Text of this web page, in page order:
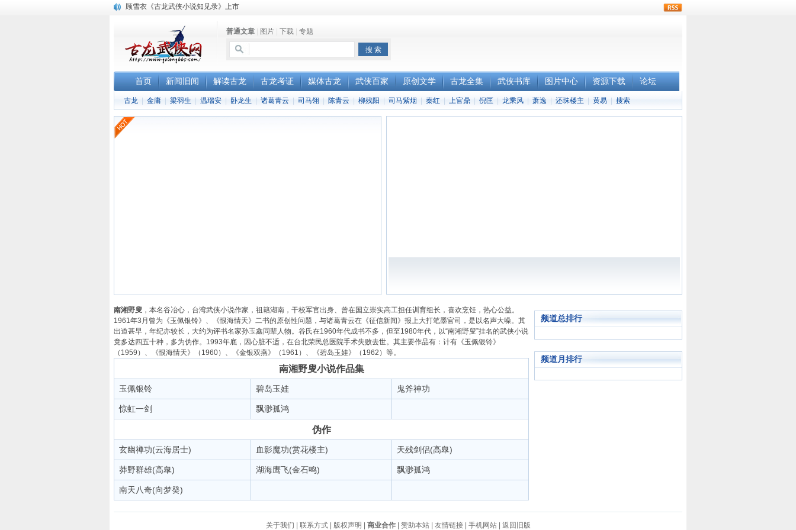
顾雪衣《古龙武侠小说知见录》上市
《古龙小说原貌探究》修订版已上市普通文章 图片 下载 专题
首页 新闻旧闻 解读古龙 古龙考证 媒体古龙 武侠百家 原创文学 古龙全集 武侠书库 图片中心 资源下载 论坛
古龙 金庸 梁羽生 温瑞安 卧龙生 诸葛青云 司马翎 陈青云 柳残阳 司马紫烟 秦红 上官鼎 倪匡 龙乘风 萧逸 还珠楼主 黄易 搜索
南湘野叟 ，本名谷冶心，台湾武侠小说作家，祖籍湖南，干校军官出身、曾在国立崇实高工担任训育组长，喜欢烹饪，热心公益。
1961年3月曾为《玉佩银铃》、《恨海情天》二书的原创性问题，与诸葛青云在《征信新闻》报上大打笔墨官司，是以名声大噪。其
出道甚早，年纪亦较长，大约为评书名家孙玉鑫同辈人物。谷氏在1960年代成书不多，但至1980年代，以“南湘野叟”挂名的武侠小说
竟多达四五十种，多为伪作。1993年底，因心脏不适，在台北荣民总医院手术失败去世。其主要作品有：计有《玉佩银铃》
（1959）、《恨海情天》（1960）、《金银双燕》（1961）、《碧岛玉娃》（1962）等。
南湘野叟小说作品集
玉佩银铃 碧岛玉娃 鬼斧神功
惊虹一剑 飘渺孤鸿
伪作
玄幽禅功(云海居士) 血影魔功(赏花楼主) 天残剑侣(高臯)
莽野群雄(高臯) 湖海鹰飞(金石鸣) 飘渺孤鸿
南天八奇(向梦癸)
频道总排行
频道月排行
关于我们 联系方式| 版权声明 商业合作| 赞助本站| 友情链接| 手机网站| 返回旧版